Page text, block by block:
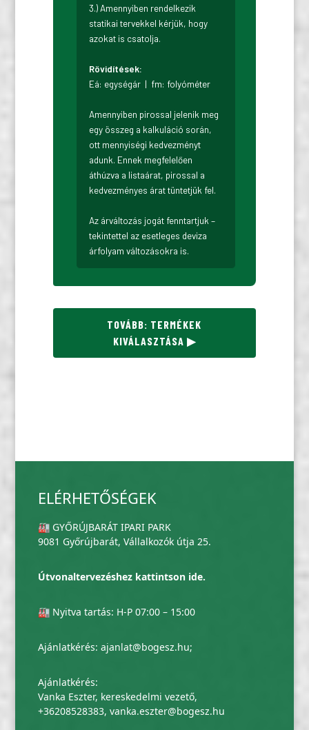
3.) Amennyiben rendelkezik
statikai tervekkel kérjük, hogy
azokat is csatolja.
Rövidítések:
Eá: egységár | fm: folyóméter
Amennyiben pirossal jelenik meg
egy összeg a kalkuláció során,
ott mennyiségi kedvezményt
adunk. Ennek megfelelően
áthúzva a listaárat, pirossal a
kedvezményes árat tüntetjük fel.
Az árváltozás jogát fenntartjuk –
tekintettel az esetleges deviza
árfolyam változásokra is.
TOVÁBB: TERMÉKEK
KIVÁLASZTÁSA ▶
ELÉRHETŐSÉGEK
🏭 GYŐRÚJBARÁT IPARI PARK
9081 Győrújbarát, Vállalkozók útja 25.
Útvonaltervezéshez kattintson ide.
🏭 Nyitva tartás: H-P 07:00 – 15:00
Ajánlatkérés: ajanlat@bogesz.hu;
Ajánlatkérés:
Vanka Eszter, kereskedelmi vezető,
+36208528383, vanka.eszter@bogesz.hu